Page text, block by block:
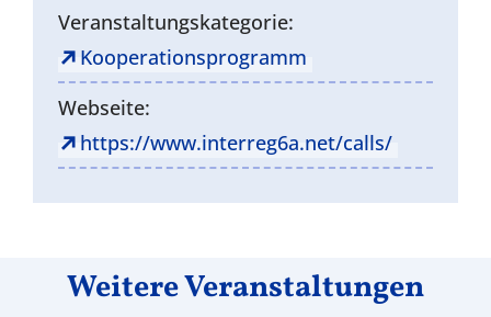
Veranstaltungskategorie:
Kooperationsprogramm
Webseite:
https://www.interreg6a.net/calls/
Weitere Veranstaltungen